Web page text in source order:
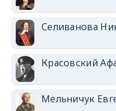
Селиванова
Красовский
Мельничук